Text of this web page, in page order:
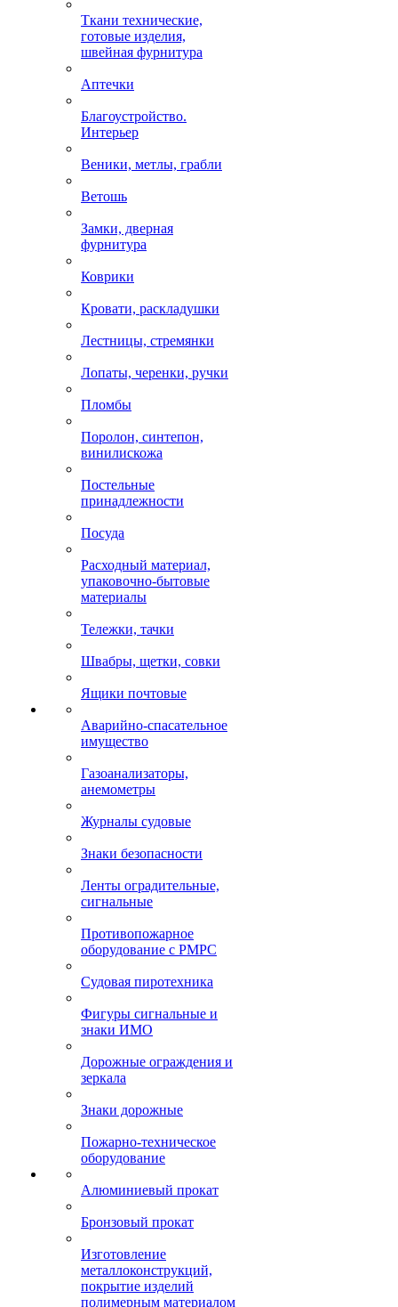
Ткани технические,
готовые изделия,
швейная фурнитура
Аптечки
Благоустройство.
Интерьер
Веники, метлы, грабли
Ветошь
Замки, дверная
фурнитура
Коврики
Кровати, раскладушки
Лестницы, стремянки
Лопаты, черенки, ручки
Пломбы
Поролон, синтепон,
винилискожа
Постельные
принадлежности
Посуда
Расходный материал,
упаковочно-бытовые
материалы
Тележки, тачки
Швабры, щетки, совки
Ящики почтовые
Аварийно-спасательное
имущество
Газоанализаторы,
анемометры
Журналы судовые
Знаки безопасности
Ленты оградительные,
сигнальные
Противопожарное
оборудование с РМРС
Судовая пиротехника
Фигуры сигнальные и
знаки ИМО
Дорожные ограждения и
зеркала
Знаки дорожные
Пожарно-техническое
оборудование
Алюминиевый прокат
Бронзовый прокат
Изготовление
металлоконструкций,
покрытие изделий
полимерным материалом